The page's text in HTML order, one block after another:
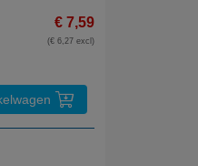
€ 7,59
(€ 6,27 excl)